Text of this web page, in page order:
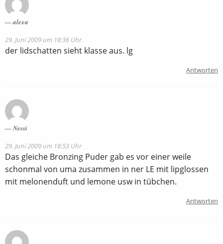
alexa
29. Juni 2009 um 18:36 Uhr
der lidschatten sieht klasse aus. lg
Antworten
Nessi
29. Juni 2009 um 18:53 Uhr
Das gleiche Bronzing Puder gab es vor einer weile
schonmal von uma zusammen in ner LE mit lipglossen
mit melonenduft und lemone usw in tübchen.
Antworten